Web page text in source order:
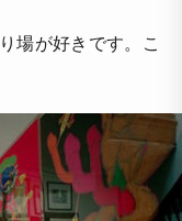
場が好きです。こ